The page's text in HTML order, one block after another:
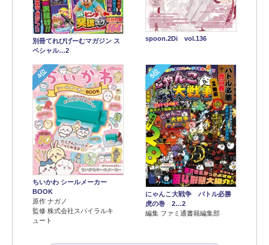
別冊てれびげーむマガジン ス
ペシャル…2
spoon.2Di vol.136
4位
ちいかわ シールメーカー
BOOK
原作 ナガノ
監修 株式会社スパイラルキ
ュート
5位
にゃんこ大戦争 バトル必勝
虎の巻 2…2
編集 ファミ通書籍編集部